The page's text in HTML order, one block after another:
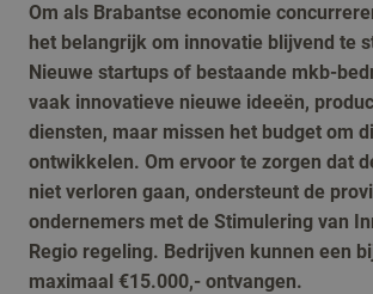
Om als Brabantse economie
het belangrijk om innovatie blijvend te
Nieuwe startups of bestaande mkb-
vaak innovatieve nieuwe ideeën,
diensten, maar missen het budget om
ontwikkelen. Om ervoor te zorgen dat
niet verloren gaan, ondersteunt de
ondernemers met de Stimulering van
Regio regeling. Bedrijven kunnen een
maximaal €15.000,- ontvangen.